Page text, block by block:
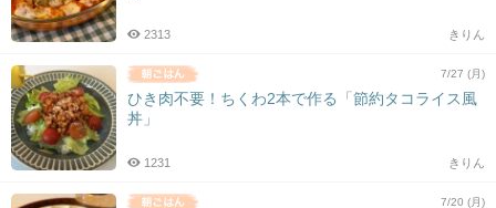
きりん
2313
7/27 (月)
ひき肉不要！ちくわ2本で作る「節約タコライス風
丼」
きりん
1231
7/20 (月)